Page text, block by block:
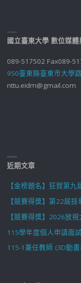
國立臺東大學 數位媒
089-517502 Fax089-
950臺東縣臺東市大學
nttu.eidm@gmail.com
近期文章
【金榜題名】狂賀第
【競賽得獎】第22屆
【競賽得獎】2026放
115學年度個人申請面
115-1兼任教師 (3D動